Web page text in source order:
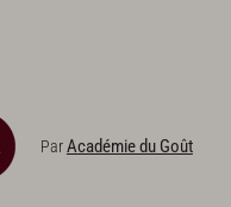
ParAcadémie du Goût